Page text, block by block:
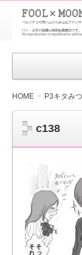
｜ペル
3 荒ハ
HOME P3キタみ
c138